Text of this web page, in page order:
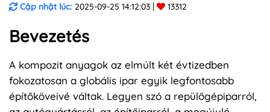
Cập nhật lúc: 2025-09-25 14:12:03 13312
Bevezetés
A kompozit anyagok az elmúlt két évtizedben
fokozatosan a globális ipar egyik legfontosabb
építőköveivé váltak. Legyen szó a repülőgépiparról,